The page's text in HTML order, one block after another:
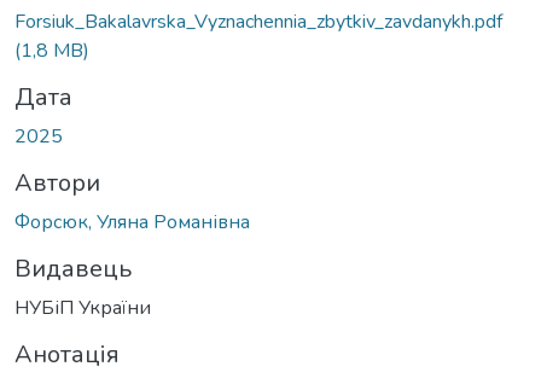
Forsiuk_Bakalavrska_Vyznachennia_zbytkiv_zavdanykh.pdf
(1,8 MB)
Дата
2025
Автори
Форсюк, Уляна Романівна
Видавець
НУБіП України
Анотація